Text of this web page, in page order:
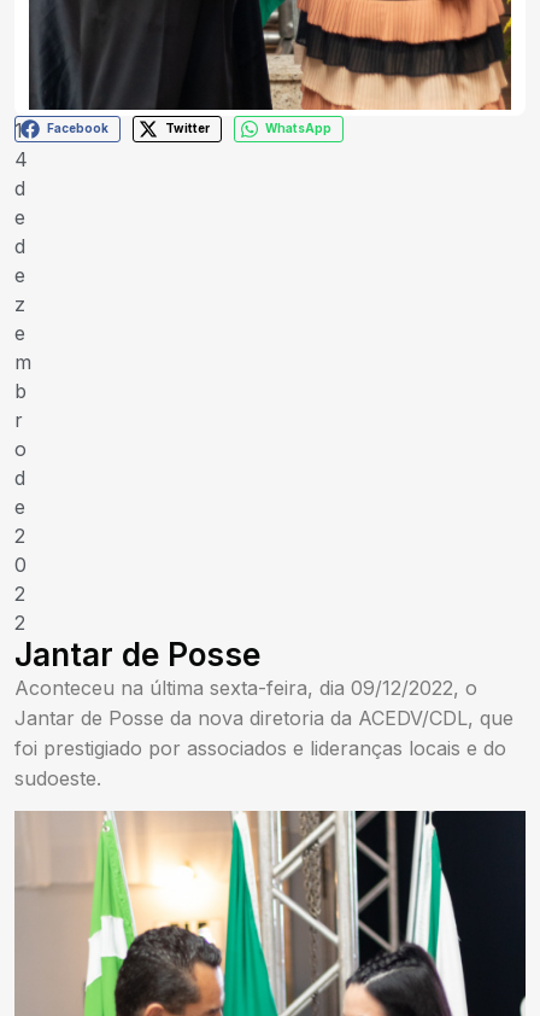
1
4
d
e
d
e
z
e
m
b
r
o
d
e
2
0
2
2
Facebook Twitter WhatsApp
Jantar de Posse
Aconteceu na última sexta-feira, dia 09/12/2022, o
Jantar de Posse da nova diretoria da ACEDV/CDL, que
foi prestigiado por associados e lideranças locais e do
sudoeste.